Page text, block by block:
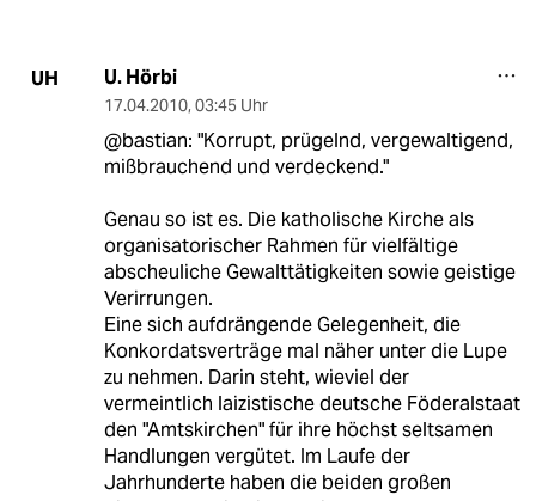
UH U. Hörbi
17.04.2010, 03:45 Uhr
@bastian: "Korrupt, prügelnd, vergewaltigend,
mißbrauchend und verdeckend."
Genau so ist es. Die katholische Kirche als
organisatorischer Rahmen für vielfältige
abscheuliche Gewalttätigkeiten sowie geistige
Verirrungen.
Eine sich aufdrängende Gelegenheit, die
Konkordatsverträge mal näher unter die Lupe
zu nehmen. Darin steht, wieviel der
vermeintlich laizistische deutsche Föderalstaat
den "Amtskirchen" für ihre höchst seltsamen
Handlungen vergütet. Im Laufe der
Jahrhunderte haben die beiden großen